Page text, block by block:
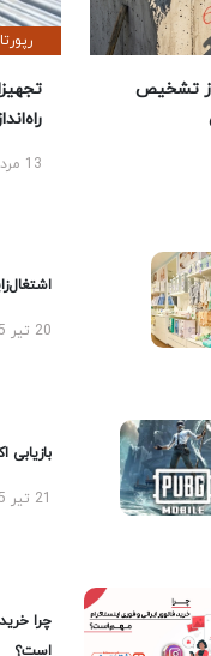
تشخیص
رپورتاژ
13 مرداد 1405
20 تیر 1405
بازیابی
چرا خرید
است؟